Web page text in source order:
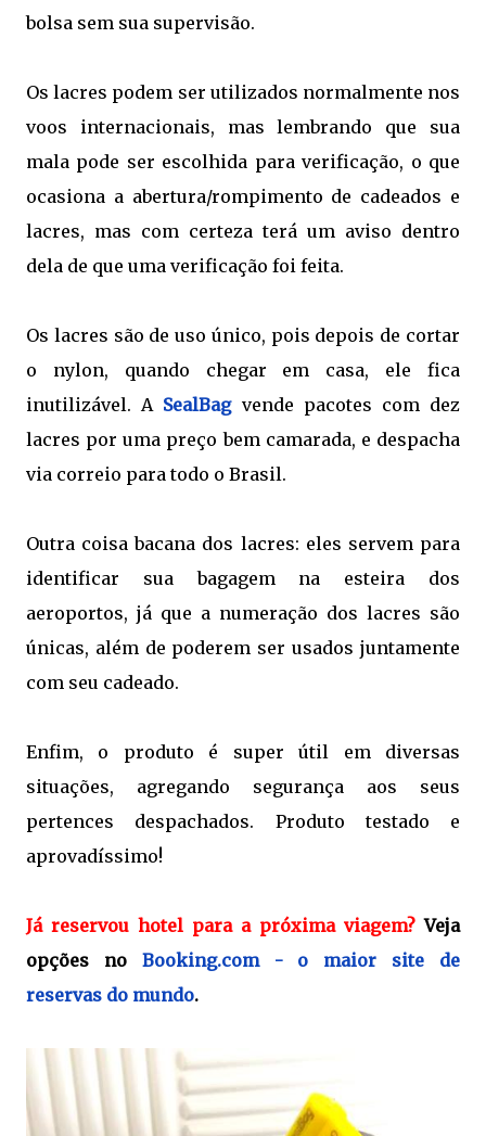
bolsa sem sua supervisão.
Os lacres podem ser utilizados normalmente nos
voos internacionais, mas lembrando que sua
mala pode ser escolhida para verificação, o que
ocasiona a abertura/rompimento de cadeados e
lacres, mas com certeza terá um aviso dentro
dela de que uma verificação foi feita.
Os lacres são de uso único, pois depois de cortar
o nylon, quando chegar em casa, ele fica
inutilizável. A SealBag vende pacotes com dez
lacres por uma preço bem camarada, e despacha
via correio para todo o Brasil.
Outra coisa bacana dos lacres: eles servem para
identificar sua bagagem na esteira dos
aeroportos, já que a numeração dos lacres são
únicas, além de poderem ser usados juntamente
com seu cadeado.
Enfim, o produto é super útil em diversas
situações, agregando segurança aos seus
pertences despachados. Produto testado e
aprovadíssimo!
Já reservou hotel para a próxima viagem?Veja
opções no Booking.com - o maior site de
reservas do mundo.